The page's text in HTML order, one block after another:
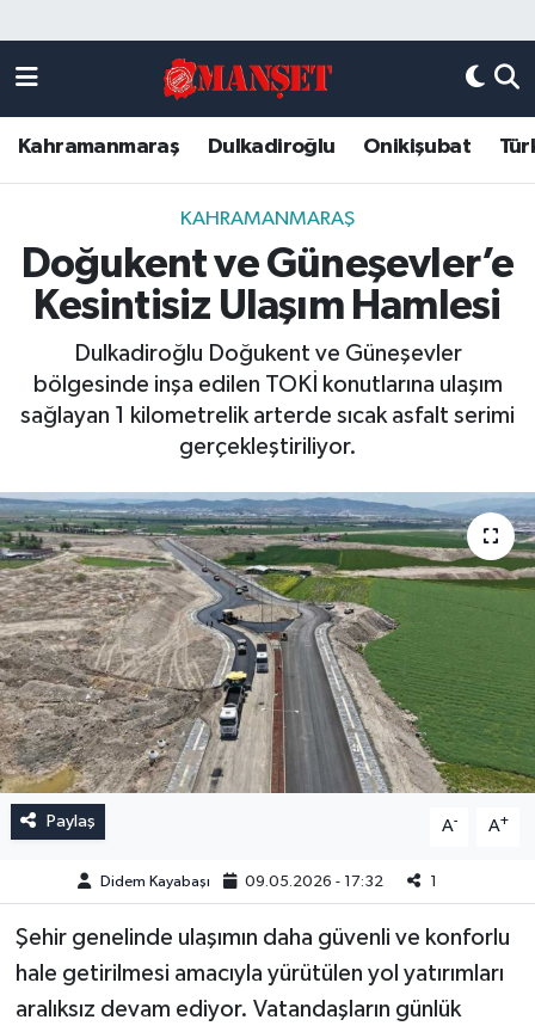
Kahramanmaraş Dulkadiroğlu Onikişubat
KAHRAMANMARAŞ
Doğukent ve Güneşevler’e
Kesintisiz Ulaşım Hamlesi
Dulkadiroğlu Doğukent ve Güneşevler
bölgesinde inşa edilen TOKİ konutlarına ulaşım
sağlayan 1 kilometrelik arterde sıcak asfalt serimi
gerçekleştiriliyor.
Paylaş A- A+
Didem Kayabaşı 09.05.2026 - 17:32 1
Şehir genelinde ulaşımın daha güvenli ve konforlu
hale getirilmesi amacıyla yürütülen yol yatırımları
aralıksız devam ediyor. Vatandaşların günlük
DULKADİROĞLU
KAHRAMANMARAŞ
ONİKİŞUBAT
Künye
Kahramanmaraş Nöbetçi Eczaneler
Kahramanmaraş Hava Durumu
Kahramanmaraş Trafik Yoğunluk Haritası
Süper Lig Puan Durumu ve Fikstür
Son Dakika Haberleri